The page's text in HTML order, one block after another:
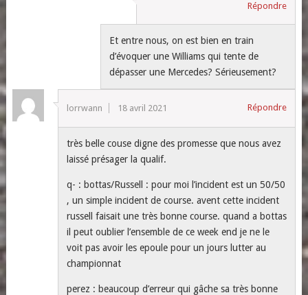
Répondre
Et entre nous, on est bien en train
d’évoquer une Williams qui tente de
dépasser une Mercedes? Sérieusement?
lorrwann 18 avril 2021 Répondre
très belle couse digne des promesse que nous avez
laissé présager la qualif.
q- : bottas/Russell : pour moi l’incident est un 50/50
, un simple incident de course. avent cette incident
russell faisait une très bonne course. quand a bottas
il peut oublier l’ensemble de ce week end je ne le
voit pas avoir les epoule pour un jours lutter au
championnat
perez : beaucoup d’erreur qui gâche sa très bonne